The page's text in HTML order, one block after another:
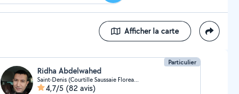
Afficher la carte
Particulier
Ridha Abdelwahed
Saint-Denis (Courtille Saussaie Floreal 03)
4,7/5 (82 avis)